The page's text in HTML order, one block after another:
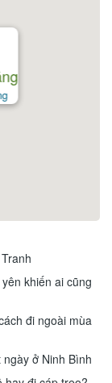
khiến ai cũng
đi ngoài mùa
ở Ninh Bình